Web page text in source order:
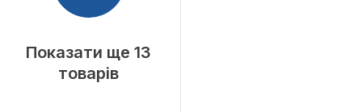
Показати ще 13
товарів